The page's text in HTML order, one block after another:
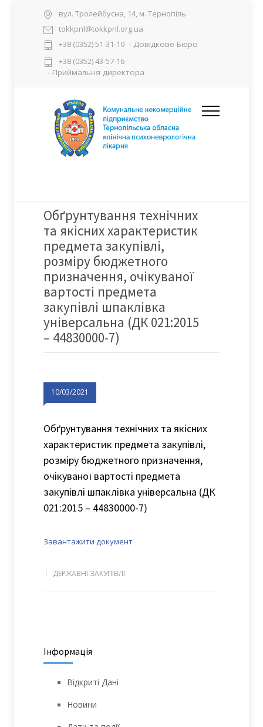
вул. Тролейбусна, 14, м. Тернопіль
tokkpnl@tokkpnl.org.ua
+38 (0352) 51-31-10 - Довідкове Бюро
+38 (0352) 43-57-16
- Приймальня директора
Обґрунтування технічних
та якісних характеристик
предмета закупівлі,
розміру бюджетного
призначення, очікуваної
вартості предмета
закупівлі шпаклівка
універсальна (ДК 021:2015
– 44830000-7)
10/03/2021
Обґрунтування технічних та якісних
характеристик предмета закупівлі,
розміру бюджетного призначення,
очікуваної вартості предмета
закупівлі шпаклівка універсальна (ДК
021:2015 – 44830000-7)
Завантажити документ
ДЕРЖАВНІ ЗАКУПІВЛІ
Інформація
Відкриті Дані
Новини